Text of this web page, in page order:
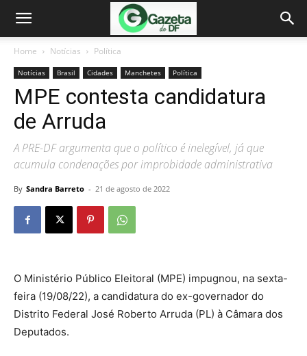
Home Notícias Política
Notícias Brasil Cidades Manchetes Política
MPE contesta candidatura
de Arruda
A PRE-DF argumenta que o político é inelegível, já que
acumula condenações por improbidade administrativa
By Sandra Barreto - 21 de agosto de 2022
O Ministério Público Eleitoral (MPE) impugnou, na sexta-
feira (19/08/22), a candidatura do ex-governador do
Distrito Federal José Roberto Arruda (PL) à Câmara dos
Deputados.